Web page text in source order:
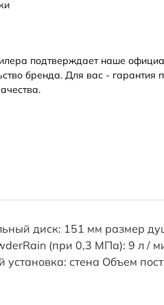
подтверждает наше
бренда. Для вас - гарантия
диск: 151 мм размер
(при 0,3 МПа): 9 л /
стена Объем